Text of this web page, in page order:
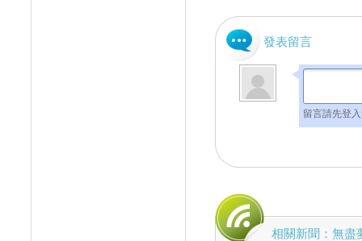
發表留言
留言請先登
相關新聞：無盡